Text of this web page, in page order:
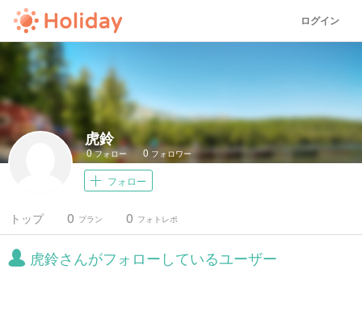
ログイン
虎鈴
0フォロー 0 フォロワー
フォロー
トップ プラン
0 フォトレポ
0
虎鈴さんがフォローしているユーザー